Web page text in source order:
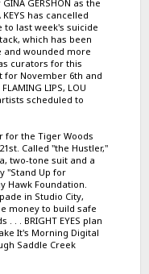
GERSHON as the
has cancelled
to last week's suicide
which has been
and wounded more
curators for this
for November 6th and
LIPS, LOU
scheduled to
for the Tiger Woods
Called "the Hustler,"
two-tone suit and a
"Stand Up for
Hawk Foundation.
in Studio City,
money to build safe
. . BRIGHT EYES plan
It's Morning Digital
Saddle Creek